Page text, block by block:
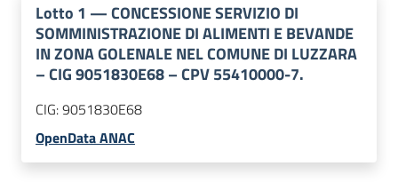
Lotto 1 —CONCESSIONE SERVIZIO DI
SOMMINISTRAZIONE DI ALIMENTI E BEVANDE
IN ZONA GOLENALE NEL COMUNE DI LUZZARA
– CIG 9051830E68 – CPV 55410000-7.
CIG:9051830E68
OpenData ANAC